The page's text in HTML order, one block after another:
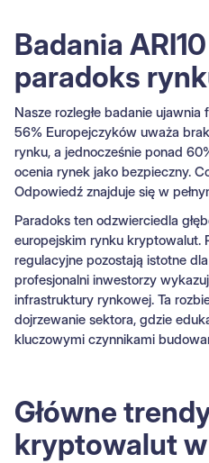
Badania
paradoks
Nasze rozległe badanie
56% Europejczyków uważa
rynku, a jednocześnie ponad
ocenia rynek jako bezpieczny.
Odpowiedź znajduje się w
Paradoks ten odzwierciedla
europejskim rynku kryptowalut.
regulacyjne pozostają istotne
profesjonalni inwestorzy
infrastruktury rynkowej. Ta
dojrzewanie sektora, gdzie
kluczowymi czynnikami
Główne
kryptowalut